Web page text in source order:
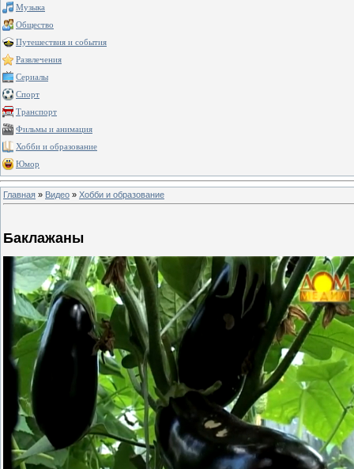
Музыка
Общество
Путешествия и события
Развлечения
Сериалы
Спорт
Транспорт
Фильмы и анимация
Хобби и образование
Юмор
Главная » Видео » Хобби и образование
Баклажаны